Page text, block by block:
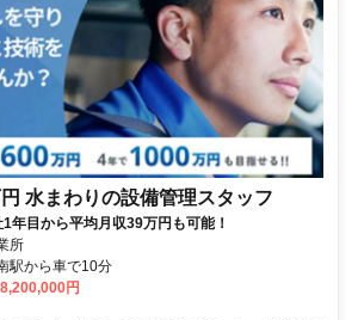
水まわりの設備管理スタッフ
年目から平均月収39万円も可能！
所
駅から車で10分
円